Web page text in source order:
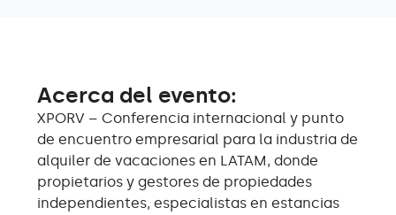
Acerca del evento:
XPORV – Conferencia internacional y punto
de encuentro empresarial para la industria de
alquiler de vacaciones en LATAM, donde
propietarios y gestores de propiedades
independientes, especialistas en estancias